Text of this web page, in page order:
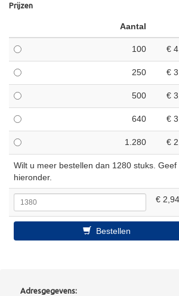
Prijzen
Aantal
100 €
250 €
500 €
640 €
1.280 €
Wilt u meer bestellen dan 1280 stuks.
hieronder.
€
Bestellen
Adresgegevens: